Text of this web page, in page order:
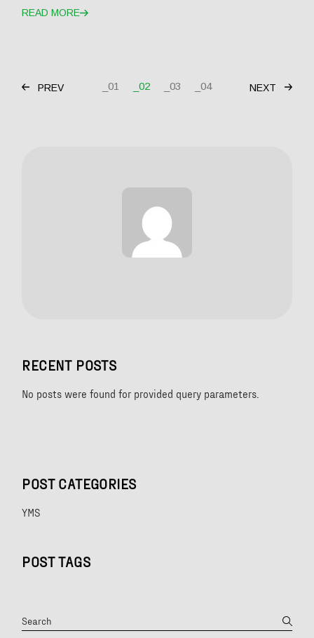
READ MORE
STRÁNKOVANIE
PREV 01 02 03 04 NEXT
RECENT POSTS
No posts were found for provided query parameters.
POST CATEGORIES
YMS
POST TAGS
Search